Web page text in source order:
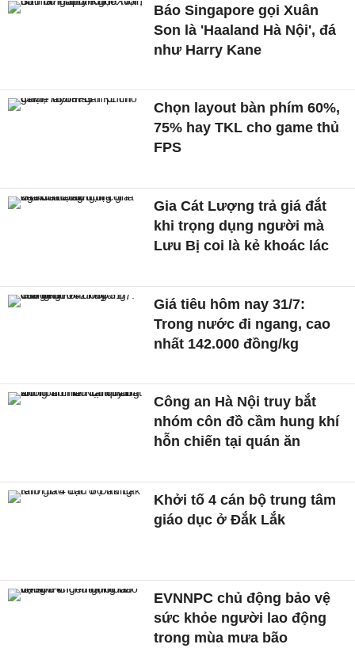
Báo Singapore gọi Xuân
Son là 'Haaland Hà Nội', đá
như Harry Kane
Chọn layout bàn phím 60%,
75% hay TKL cho game thủ
FPS
Gia Cát Lượng trả giá đắt
khi trọng dụng người mà
Lưu Bị coi là kẻ khoác lác
Giá tiêu hôm nay 31/7:
Trong nước đi ngang, cao
nhất 142.000 đồng/kg
Công an Hà Nội truy bắt
nhóm côn đồ cầm hung khí
hỗn chiến tại quán ăn
Khởi tố 4 cán bộ trung tâm
giáo dục ở Đắk Lắk
EVNNPC chủ động bảo vệ
sức khỏe người lao động
trong mùa mưa bão